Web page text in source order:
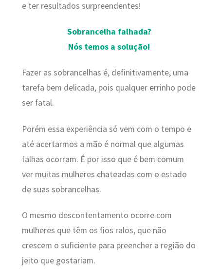
e ter resultados surpreendentes!
Sobrancelha falhada?
Nós temos a solução!
Fazer as sobrancelhas é, definitivamente, uma
tarefa bem delicada, pois qualquer errinho pode
ser fatal.
Porém essa experiência só vem com o tempo e
até acertarmos a mão é normal que algumas
falhas ocorram. É por isso que é bem comum
ver muitas mulheres chateadas com o estado
de suas sobrancelhas.
O mesmo descontentamento ocorre com
mulheres que têm os fios ralos, que não
crescem o suficiente para preencher a região do
jeito que gostariam.